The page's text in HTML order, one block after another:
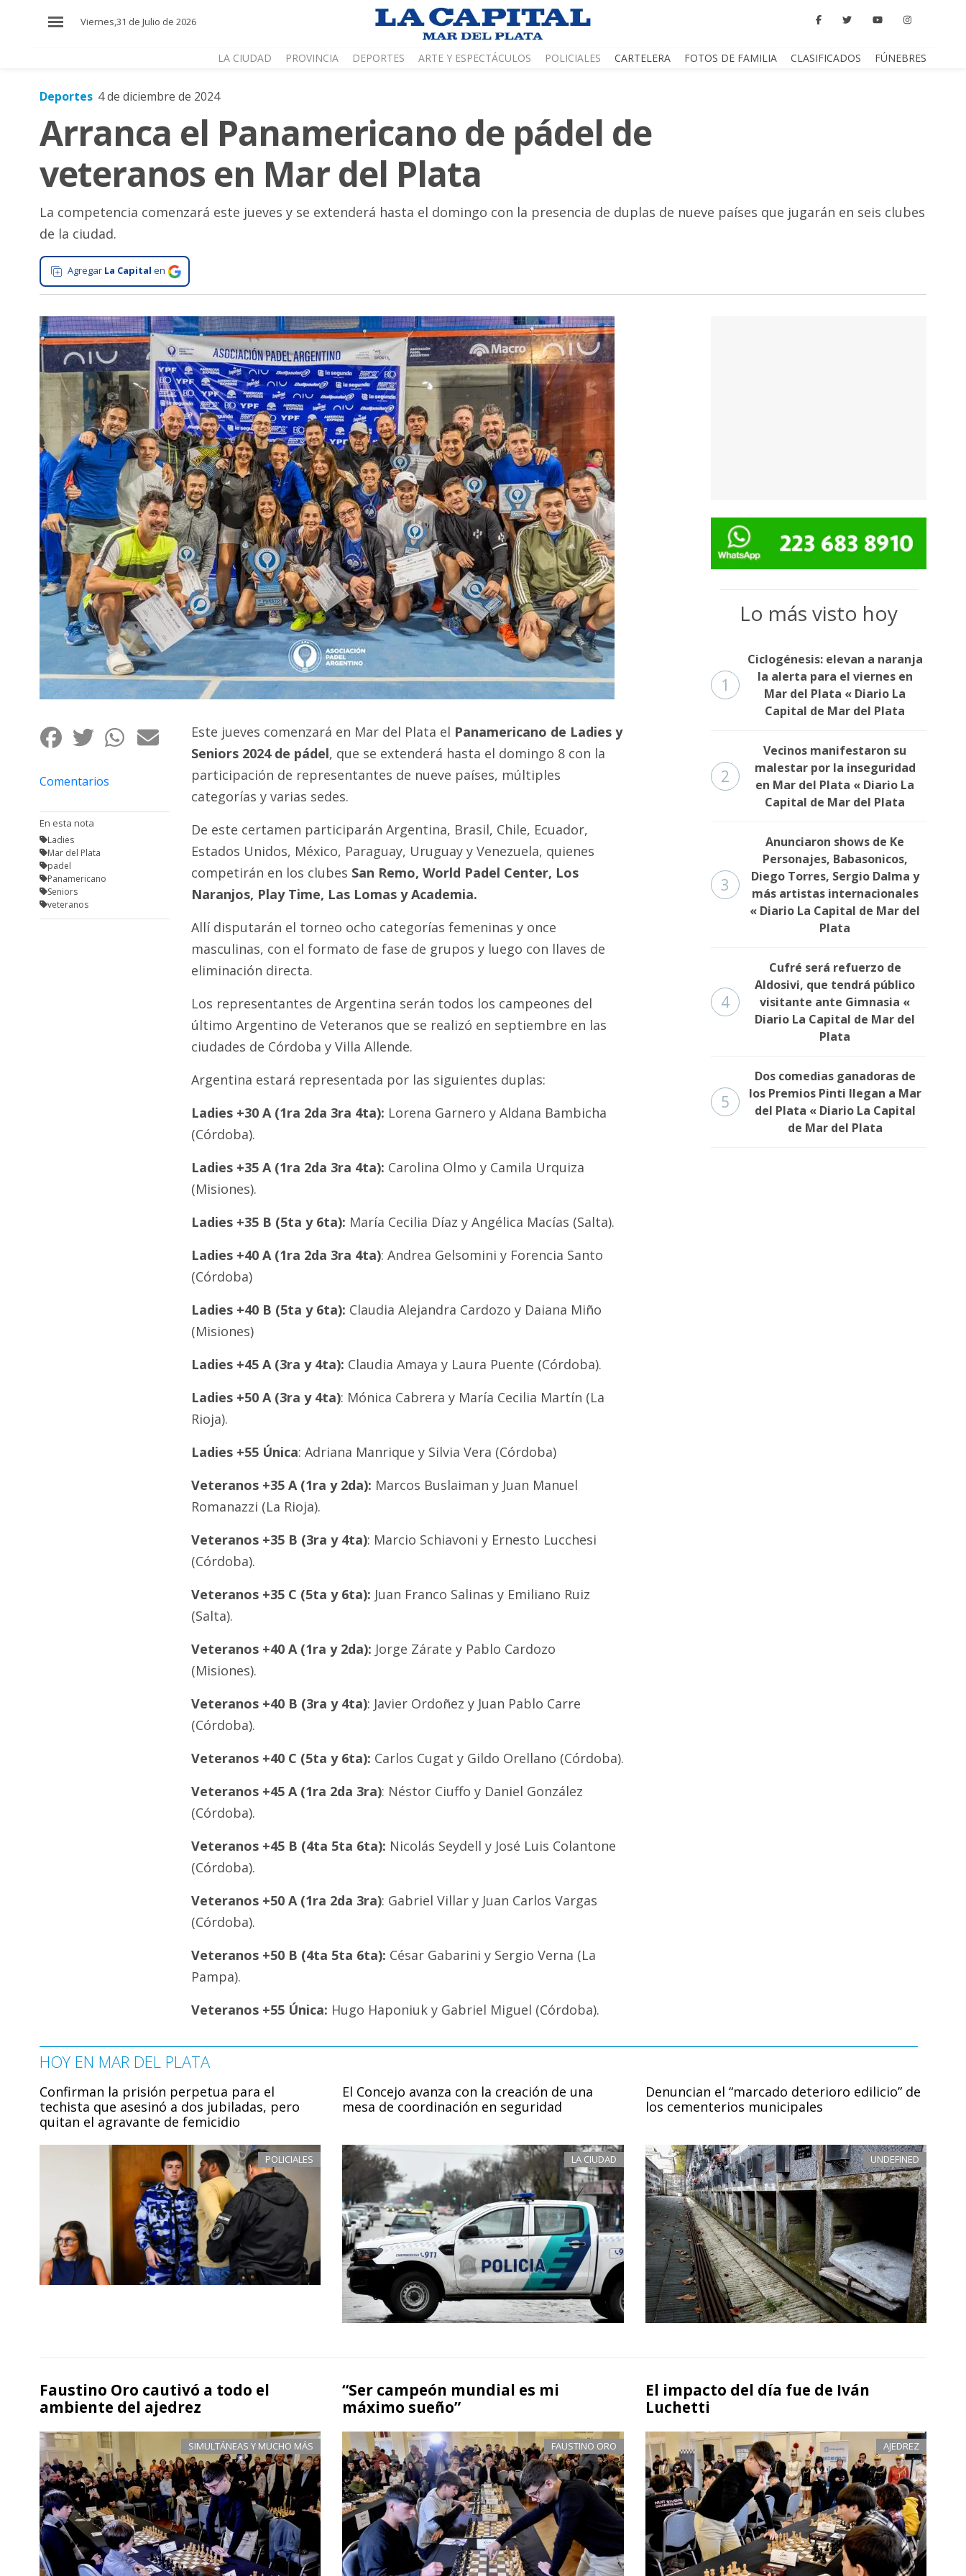
Viernes,31 de Julio de 2026
LA CIUDAD PROVINCIA DEPORTES ARTE Y ESPECTÁCULOS POLICIALES CARTELERA FOTOS DE FAMILIA CLASIFICADOS FÚNEBRES
Zona
Cultura
Tecnología
Gastronomía
Salud
Interés
General
Deportes
Arte
Espectáculos
Policiales
Cartelera
Fotos
Familia
Clasificados
Fúnebres
Deportes 4 de diciembre de 2024
Arranca el Panamericano de pádel de
veteranos en Mar del Plata
La competencia comenzará este jueves y se extenderá hasta el domingo con la presencia de duplas de nueve países que jugarán en seis clubes
de la ciudad.
Agregar La Capital en
Comentarios
En esta nota
Ladies
Mar del Plata
padel
Panamericano
Seniors
veteranos
Este jueves comenzará en Mar del Plata el Panamericano de Ladies y
Seniors 2024 de pádel, que se extenderá hasta el domingo 8 con la
participación de representantes de nueve países, múltiples
categorías y varias sedes.
De este certamen participarán Argentina, Brasil, Chile, Ecuador,
Estados Unidos, México, Paraguay, Uruguay y Venezuela, quienes
competirán en los clubes San Remo, World Padel Center, Los
Naranjos, Play Time, Las Lomas y Academia.
Allí disputarán el torneo ocho categorías femeninas y once
masculinas, con el formato de fase de grupos y luego con llaves de
eliminación directa.
Los representantes de Argentina serán todos los campeones del
último Argentino de Veteranos que se realizó en septiembre en las
ciudades de Córdoba y Villa Allende.
Argentina estará representada por las siguientes duplas:
Ladies +30 A (1ra 2da 3ra 4ta): Lorena Garnero y Aldana Bambicha
(Córdoba).
Ladies +35 A (1ra 2da 3ra 4ta): Carolina Olmo y Camila Urquiza
(Misiones).
Ladies +35 B (5ta y 6ta): María Cecilia Díaz y Angélica Macías (Salta).
Ladies +40 A (1ra 2da 3ra 4ta): Andrea Gelsomini y Forencia Santo
(Córdoba)
Ladies +40 B (5ta y 6ta): Claudia Alejandra Cardozo y Daiana Miño
(Misiones)
Ladies +45 A (3ra y 4ta): Claudia Amaya y Laura Puente (Córdoba).
Ladies +50 A (3ra y 4ta): Mónica Cabrera y María Cecilia Martín (La
Rioja).
Ladies +55 Única: Adriana Manrique y Silvia Vera (Córdoba)
Veteranos +35 A (1ra y 2da): Marcos Buslaiman y Juan Manuel
Romanazzi (La Rioja).
Veteranos +35 B (3ra y 4ta): Marcio Schiavoni y Ernesto Lucchesi
(Córdoba).
Veteranos +35 C (5ta y 6ta): Juan Franco Salinas y Emiliano Ruiz
(Salta).
Veteranos +40 A (1ra y 2da): Jorge Zárate y Pablo Cardozo
(Misiones).
Veteranos +40 B (3ra y 4ta): Javier Ordoñez y Juan Pablo Carre
(Córdoba).
Veteranos +40 C (5ta y 6ta): Carlos Cugat y Gildo Orellano (Córdoba).
Veteranos +45 A (1ra 2da 3ra): Néstor Ciuffo y Daniel González
(Córdoba).
Veteranos +45 B (4ta 5ta 6ta): Nicolás Seydell y José Luis Colantone
(Córdoba).
Veteranos +50 A (1ra 2da 3ra): Gabriel Villar y Juan Carlos Vargas
(Córdoba).
Veteranos +50 B (4ta 5ta 6ta): César Gabarini y Sergio Verna (La
Pampa).
Veteranos +55 Única: Hugo Haponiuk y Gabriel Miguel (Córdoba).
Lo más visto hoy
1
Ciclogénesis: elevan a naranja
la alerta para el viernes en
Mar del Plata « Diario La
Capital de Mar del Plata
2
Vecinos manifestaron su
malestar por la inseguridad
en Mar del Plata « Diario La
Capital de Mar del Plata
3
Anunciaron shows de Ke
Personajes, Babasonicos,
Diego Torres, Sergio Dalma y
más artistas internacionales
« Diario La Capital de Mar del
Plata
4
Cufré será refuerzo de
Aldosivi, que tendrá público
visitante ante Gimnasia «
Diario La Capital de Mar del
Plata
5
Dos comedias ganadoras de
los Premios Pinti llegan a Mar
del Plata « Diario La Capital
de Mar del Plata
HOY EN MAR DEL PLATA
Confirman la prisión perpetua para el
techista que asesinó a dos jubiladas, pero
quitan el agravante de femicidio
POLICIALES
El Concejo avanza con la creación de una
mesa de coordinación en seguridad
LA CIUDAD
Denuncian el “marcado deterioro edilicio” de
los cementerios municipales
UNDEFINED
Faustino Oro cautivó a todo el
ambiente del ajedrez
SIMULTÁNEAS Y MUCHO MÁS
“Ser campeón mundial es mi
máximo sueño”
FAUSTINO ORO
El impacto del día fue de Iván
Luchetti
AJEDREZ